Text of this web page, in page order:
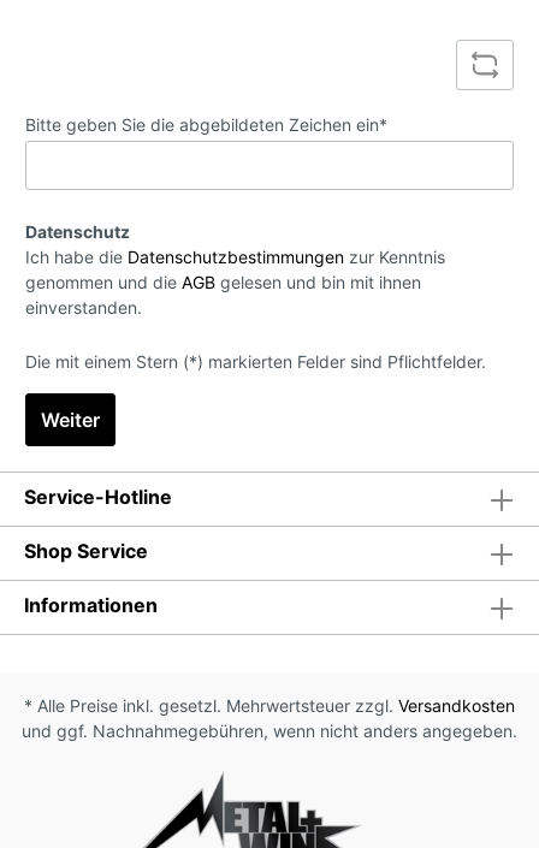
Bitte geben Sie die abgebildeten Zeichen ein*
Datenschutz
Ich habe die Datenschutzbestimmungen zur Kenntnis
genommen und die AGB gelesen und bin mit ihnen
einverstanden.
Die mit einem Stern (*) markierten Felder sind Pflichtfelder.
Weiter
Service-Hotline
Shop Service
Informationen
* Alle Preise inkl. gesetzl. Mehrwertsteuer zzgl. Versandkosten
und ggf. Nachnahmegebühren, wenn nicht anders angegeben.